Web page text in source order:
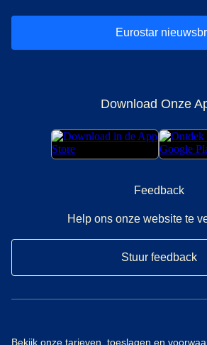
Eurostar
Download Onze
Feedback
Help ons onze website te
Stuur feedback
Bekijk onze tarieven, toeslagen en